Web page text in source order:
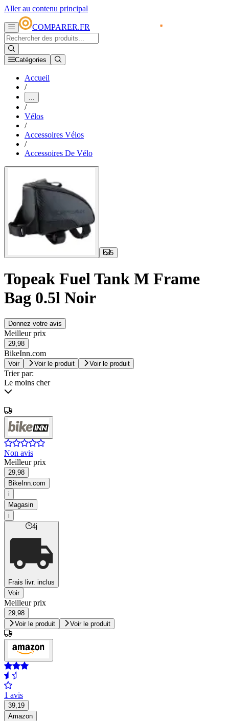
Aller au contenu principal
COMPARER.FR
Catégories
Accueil
/
...
/
Vélos
/
Accessoires Vélos
/
Accessoires De Vélo
5
Topeak Fuel Tank M Frame
Bag 0.5l Noir
Donnez votre avis
Meilleur prix
29,98
BikeInn.com
Voir Voir le produit Voir le produit
Trier par:
Le moins cher
Non avis
Meilleur prix
29,98
BikeInn.com
i
Magasin
i
4j
Frais livr. inclus
Voir
Meilleur prix
29,98
Voir le produit
Voir le produit
1 avis
39,19
Amazon